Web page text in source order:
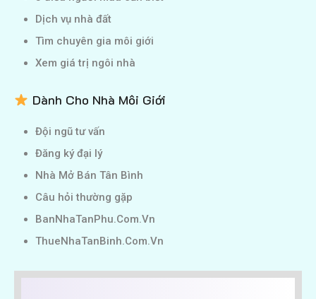
Dịch vụ nhà đất
Tìm chuyên gia môi giới
Xem giá trị ngôi nhà
Dành Cho Nhà Môi Giới
Đội ngũ tư vấn
Đăng ký đại lý
Nhà Mở Bán Tân Bình
Câu hỏi thường gặp
BanNhaTanPhu.Com.Vn
ThueNhaTanBinh.Com.Vn